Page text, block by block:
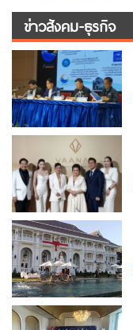
ข่าวสังคม-ธุรกิจ